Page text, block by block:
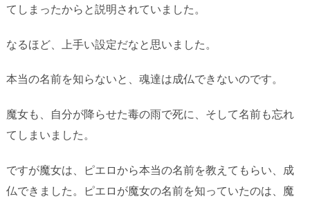
てしまったからと説明されていました。
なるほど、上手い設定だなと思いました。
本当の名前を知らないと、魂達は成仏できないのです。
魔女も、自分が降らせた毒の雨で死に、そして名前も忘れ
てしまいました。
ですが魔女は、ピエロから本当の名前を教えてもらい、成
仏できました。ピエロが魔女の名前を知っていたのは、魔